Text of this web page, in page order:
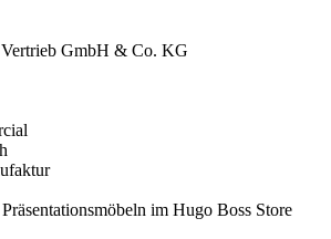
Vertrieb GmbH & Co. KG